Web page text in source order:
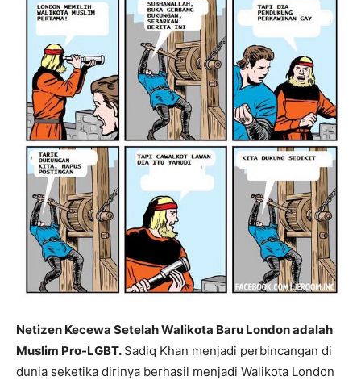
Netizen Kecewa Setelah Walikota Baru London adalah
Muslim Pro-LGBT. Sadiq Khan menjadi perbincangan di
dunia seketika dirinya berhasil menjadi Walikota London